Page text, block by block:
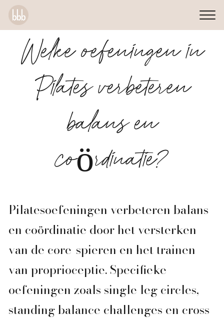
Welke oefeningen in
Pilates verbeteren
balans en
coördinatie?
Pilatesoefeningen verbeteren balans
en coördinatie door het versterken
van de core-spieren en het trainen
van proprioceptie. Specifieke
oefeningen zoals single leg circles,
standing balance challenges en cross-